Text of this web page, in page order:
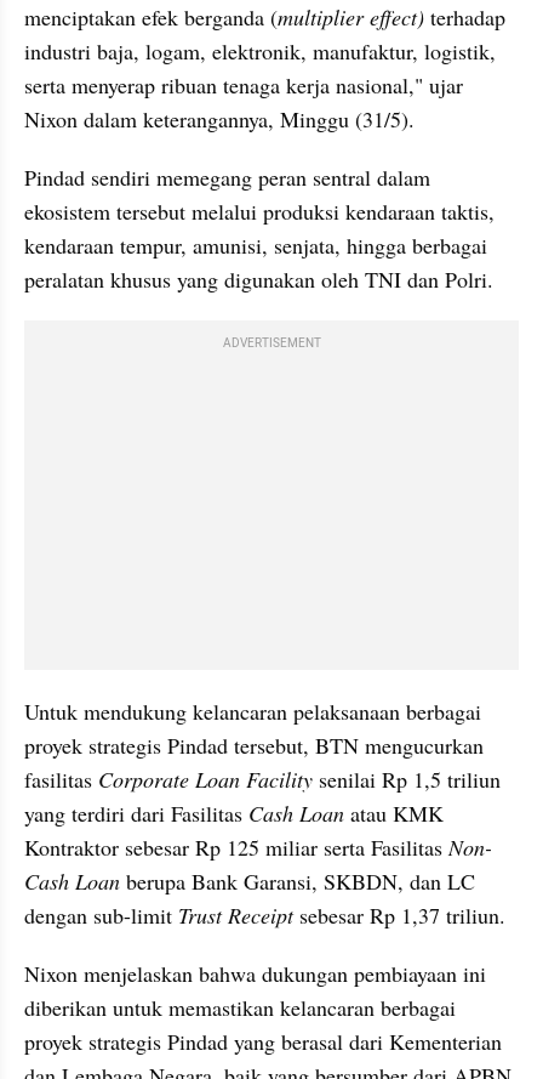
menciptakan efek berganda (multiplier effect) terhadap
industri baja, logam, elektronik, manufaktur, logistik,
serta menyerap ribuan tenaga kerja nasional," ujar
Nixon dalam keterangannya, Minggu (31/5).
Pindad sendiri memegang peran sentral dalam
ekosistem tersebut melalui produksi kendaraan taktis,
kendaraan tempur, amunisi, senjata, hingga berbagai
peralatan khusus yang digunakan oleh TNI dan Polri.
ADVERTISEMENT
Untuk mendukung kelancaran pelaksanaan berbagai
proyek strategis Pindad tersebut, BTN mengucurkan
fasilitas Corporate Loan Facility senilai Rp 1,5 triliun
yang terdiri dari Fasilitas Cash Loan atau KMK
Kontraktor sebesar Rp 125 miliar serta Fasilitas Non-
Cash Loan berupa Bank Garansi, SKBDN, dan LC
dengan sub-limit Trust Receipt sebesar Rp 1,37 triliun.
Nixon menjelaskan bahwa dukungan pembiayaan ini
diberikan untuk memastikan kelancaran berbagai
proyek strategis Pindad yang berasal dari Kementerian